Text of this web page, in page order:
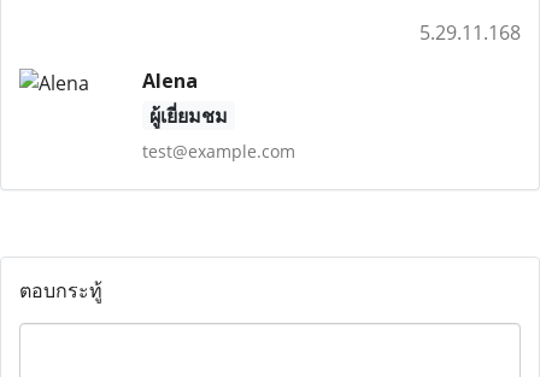
5.29.11.168
Alena
ผู้เยี่ยมชม
test@example.com
ตอบกระทู้